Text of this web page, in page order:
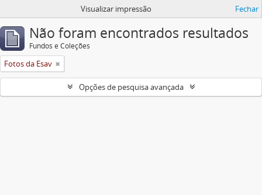
Visualizar impressão Fechar
Não foram encontrados resultados
Fundos e Coleções
Fotos da Esav
Opções de pesquisa avançada